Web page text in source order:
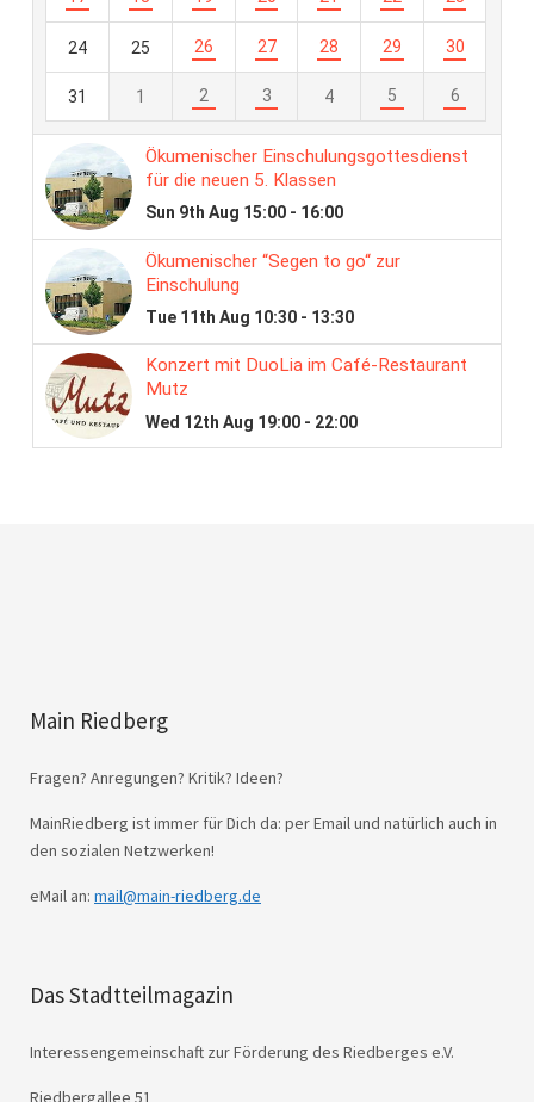
Main Riedberg
Fragen? Anregungen? Kritik? Ideen?
MainRiedberg ist immer für Dich da: per Email und natürlich auch in
den sozialen Netzwerken!
eMail an: mail@main-riedberg.de
Das Stadtteilmagazin
Interessengemeinschaft zur Förderung des Riedberges e.V.
Riedbergallee 51